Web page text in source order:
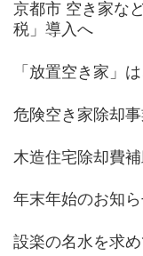
京都市 空き家な
税」導入へ
「放置空き家」
危険空き家除却
木造住宅除却費
年末年始のお知
設楽の名水を求め